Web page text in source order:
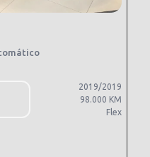
2019/2019
98.000 KM
Flex